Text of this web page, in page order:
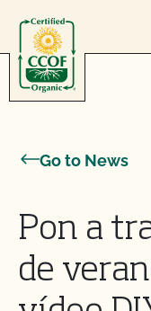
Go to News
Pon a
de